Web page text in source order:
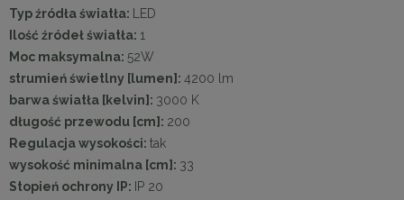
Typ źródła światła: LED
Ilość źródeł światła: 1
Moc maksymalna: 52W
strumień świetlny [lumen]: 4200 lm
barwa światła [kelvin]: 3000 K
długość przewodu [cm]: 200
Regulacja wysokości: tak
wysokość minimalna [cm]: 33
Stopień ochrony IP: IP 20